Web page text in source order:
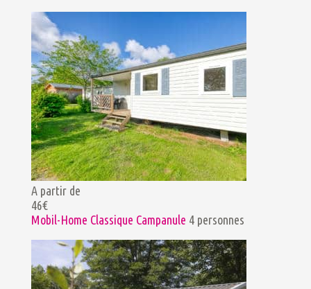
A partir de
46€
Mobil-Home Classique Campanule 4 personnes